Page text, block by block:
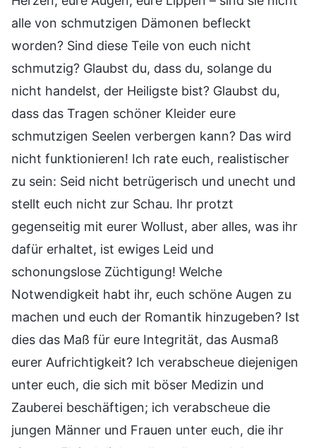
alle von schmutzigen Dämonen befleckt
worden? Sind diese Teile von euch nicht
schmutzig? Glaubst du, dass du, solange du
nicht handelst, der Heiligste bist? Glaubst du,
dass das Tragen schöner Kleider eure
schmutzigen Seelen verbergen kann? Das wird
nicht funktionieren! Ich rate euch, realistischer
zu sein: Seid nicht betrügerisch und unecht und
stellt euch nicht zur Schau. Ihr protzt
gegenseitig mit eurer Wollust, aber alles, was ihr
dafür erhaltet, ist ewiges Leid und
schonungslose Züchtigung! Welche
Notwendigkeit habt ihr, euch schöne Augen zu
machen und euch der Romantik hinzugeben? Ist
dies das Maß für eure Integrität, das Ausmaß
eurer Aufrichtigkeit? Ich verabscheue diejenigen
unter euch, die sich mit böser Medizin und
Zauberei beschäftigen; ich verabscheue die
jungen Männer und Frauen unter euch, die ihr